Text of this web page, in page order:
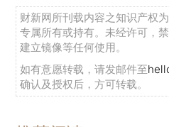
财新网所刊载内容之知识产权
专属所有或持有。未经许可，
建立镜像等任何使用。
如有意愿转载，请发邮件至
确认及授权后，方可转载。